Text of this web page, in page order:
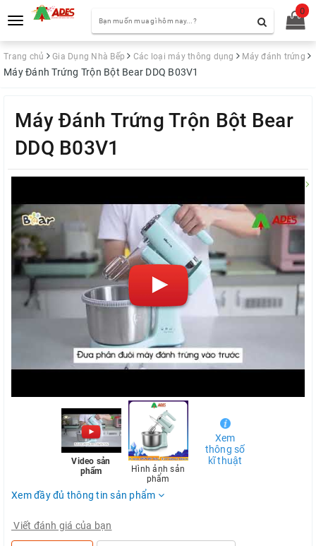
Toggle
navigation
0
Trang chủ Gia Dụng Nhà Bếp Các loại máy thông dụng Máy đánh trứng
Máy Đánh Trứng Trộn Bột Bear DDQ B03V1
Máy Đánh Trứng Trộn Bột Bear
DDQ B03V1
Video sản
phẩm
Hình ảnh sản
phẩm
Xem
thông số
kĩ thuật
Xem đầy đủ thông tin sản phẩm
Viết đánh giá của bạn